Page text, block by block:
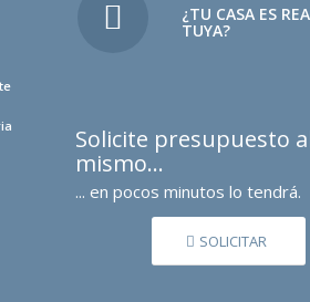
¿TU CASA ES
TUYA?
Solicite presupuesto
mismo…
... en pocos minutos lo tendrá.
SOLICITAR